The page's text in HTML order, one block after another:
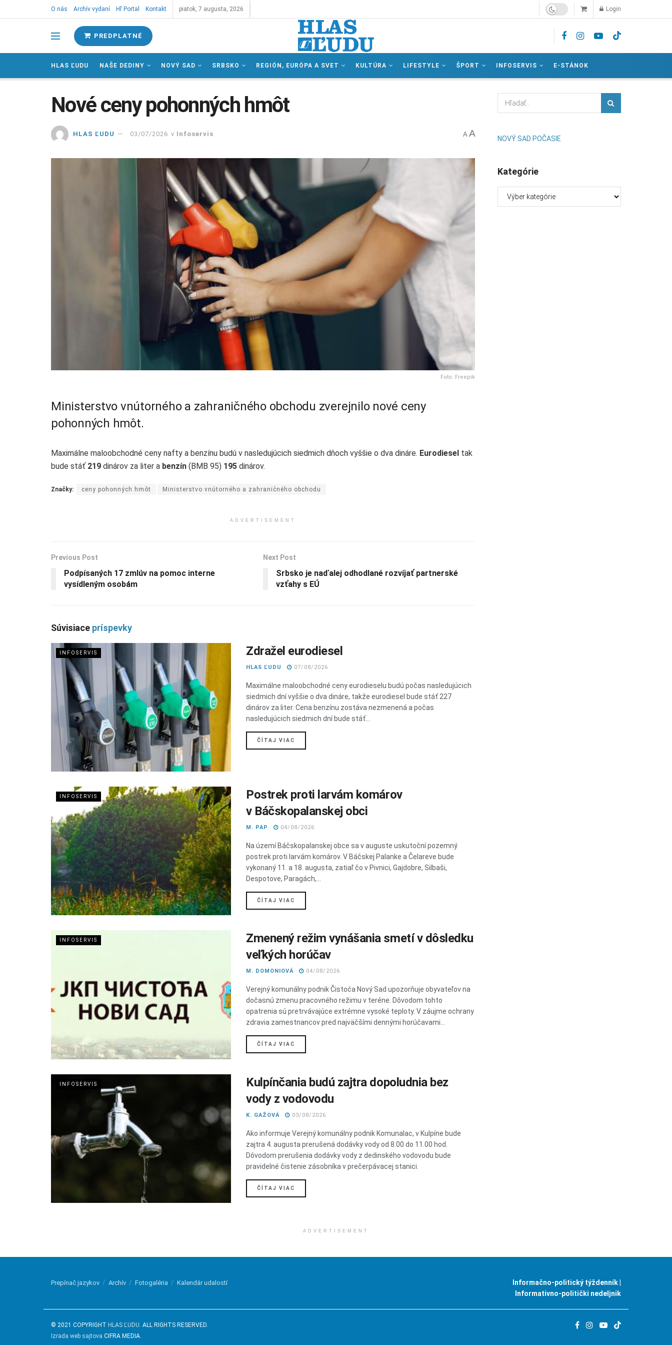
O nás Archív vydaní Hľ Portal Kontakt piatok, 7 augusta, 2026 Login
PREDPLATNÉ
HLAS ĽUDU NAŠE DEDINY NOVÝ SAD SRBSKO REGIÓN, EURÓPA A SVET KULTÚRA LIFESTYLE ŠPORT INFOSERVIS E-STÁNOK
Nové ceny pohonných hmôt
HLAS ĽUDU 03/07/2026 v Infoservis A A
Foto: Freepik
Ministerstvo vnútorného a zahraničného obchodu zverejnilo nové ceny
pohonných hmôt.
Maximálne maloobchodné ceny nafty a benzínu budú v nasledujúcich siedmich dňoch vyššie o dva dináre. Eurodiesel tak
bude stáť 219 dinárov za liter a benzín (BMB 95) 195 dinárov.
Značky: ceny pohonných hmôt Ministerstvo vnútorného a zahraničného obchodu
ADVERTISEMENT
Previous Post
Podpísaných 17 zmlúv na pomoc interne
vysídleným osobám
Next Post
Srbsko je naďalej odhodlané rozvíjať partnerské
vzťahy s EÚ
Súvisiace príspevky
INFOSERVIS Zdražel eurodiesel
HLAS ĽUDU 07/08/2026
Maximálne maloobchodné ceny eurodieselu budú počas nasledujúcich
siedmich dní vyššie o dva dináre, takže eurodiesel bude stáť 227
dinárov za liter. Cena benzínu zostáva nezmenená a počas
nasledujúcich siedmich dní bude stáť...
ČÍTAJ VIAC
INFOSERVIS
Postrek proti larvám komárov
v Báčskopalanskej obci
M. PAP 04/08/2026
Na území Báčskopalanskej obce sa v auguste uskutoční pozemný
postrek proti larvám komárov. V Báčskej Palanke a Čelareve bude
vykonaný 11. a 18. augusta, zatiaľ čo v Pivnici, Gajdobre, Silbaši,
Despotove, Paragách,...
ČÍTAJ VIAC
INFOSERVIS
Zmenený režim vynášania smetí v dôsledku
veľkých horúčav
M. DOMONIOVÁ 04/08/2026
Verejný komunálny podnik Čistoća Nový Sad upozorňuje obyvateľov na
dočasnú zmenu pracovného režimu v teréne. Dôvodom tohto
opatrenia sú pretrvávajúce extrémne vysoké teploty. V záujme ochrany
zdravia zamestnancov pred najväčšími dennými horúčavami...
ČÍTAJ VIAC
INFOSERVIS
Kulpínčania budú zajtra dopoludnia bez
vody z vodovodu
K. GAŽOVÁ 03/08/2026
Ako informuje Verejný komunálny podnik Komunalac, v Kulpíne bude
zajtra 4. augusta prerušená dodávky vody od 8.00 do 11.00 hod.
Dôvodom prerušenia dodávky vody z dedinského vodovodu bude
pravidelné čistenie zásobníka v prečerpávacej stanici.
ČÍTAJ VIAC
NOVÝ SAD POČASIE
Kategórie
ADVERTISEMENT
Prepínač jazykov Archív Fotogaléria Kalendár udalostí
Informačno-politický týždenník |
Informativno-politički nedeljnik
© 2021 COPYRIGHT HLAS ĽUDU. ALL RIGHTS RESERVED.
Izrada web sajtova CIFRA MEDIA.